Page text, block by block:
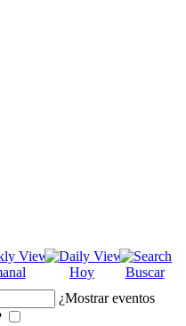
Hoy
Buscar
¿Mostrar eventos